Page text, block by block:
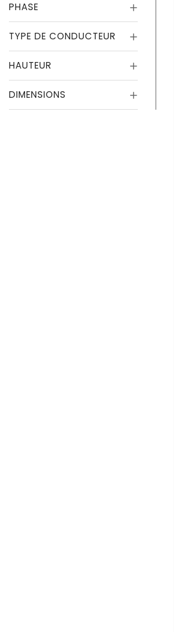
PHASE
TYPE DE CONDUCTEUR
HAUTEUR
DIMENSIONS